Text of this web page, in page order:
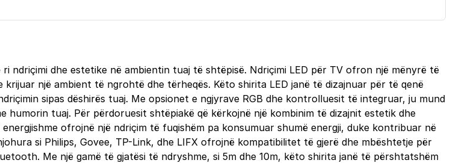
ndriçimi dhe estetike në ambientin tuaj të shtëpisë. Ndriçimi LED për TV ofron një mënyrë të
një ambient të ngrohtë dhe tërheqës. Këto shirita LED janë të dizajnuar për të qenë
sipas dëshirës tuaj. Me opsionet e ngjyrave RGB dhe kontrolluesit të integruar, ju mund
tuaj. Për përdoruesit shtëpiakë që kërkojnë një kombinim të dizajnit estetik dhe
ofrojnë një ndriçim të fuqishëm pa konsumuar shumë energji, duke kontribuar në
si Philips, Govee, TP-Link, dhe LIFX ofrojnë kompatibilitet të gjerë dhe mbështetje për
Me një gamë të gjatësi të ndryshme, si 5m dhe 10m, këto shirita janë të përshtatshëm